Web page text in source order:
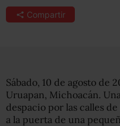
Compartir
Sábado, 10 de agosto de
Uruapan, Michoacán.
despacio por las calles
a la puerta de una